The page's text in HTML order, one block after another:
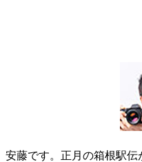
安藤です。正月の箱根駅